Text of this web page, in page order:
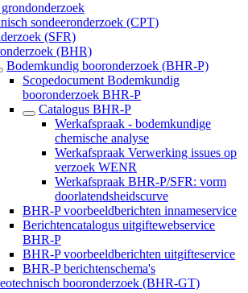
sondeeronderzoek (CPT)
(SFR)
(BHR)
Bodemkundig booronderzoek (BHR-P)
Scopedocument Bodemkundig
booronderzoek BHR-P
Catalogus BHR-P
Werkafspraak - bodemkundige
chemische analyse
Werkafspraak Verwerking issues op
verzoek WENR
Werkafspraak BHR-P/SFR: vorm
doorlatendsheidscurve
BHR-P voorbeeldberichten innameservice
Berichtencatalogus uitgiftewebservice
BHR-P
BHR-P voorbeeldberichten uitgifteservice
BHR-P berichtenschema's
booronderzoek (BHR-GT)